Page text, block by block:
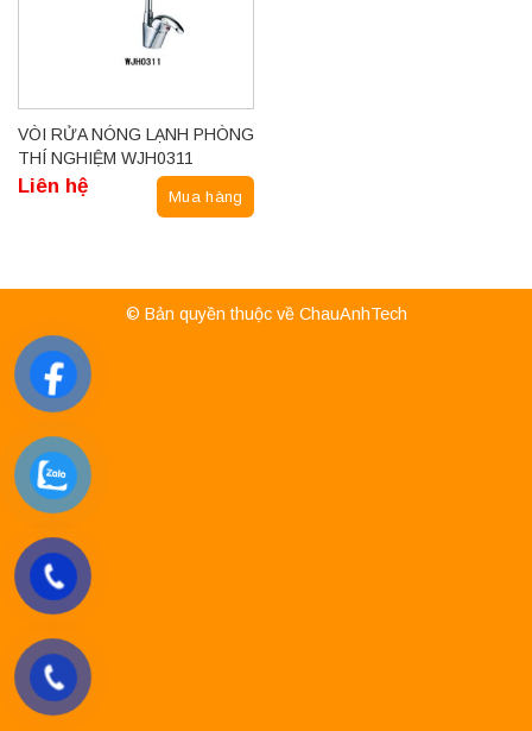
VÒI RỬA NÓNG LẠNH PHÒNG
THÍ NGHIỆM WJH0311
Liên hệ Mua hàng
© Bản quyền thuộc về ChauAnhTech